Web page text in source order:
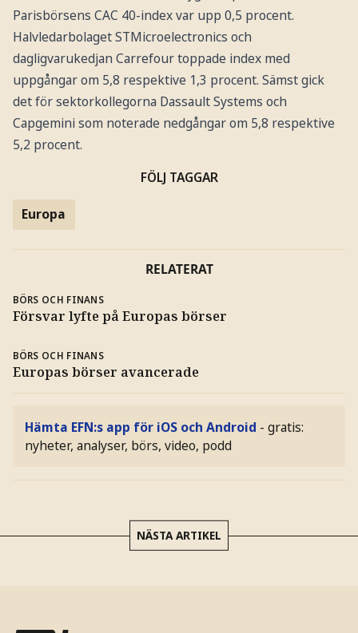
Parisbörsens CAC 40-index var upp 0,5 procent.
Halvledarbolaget STMicroelectronics och
dagligvarukedjan Carrefour toppade index med
uppgångar om 5,8 respektive 1,3 procent. Sämst gick
det för sektorkollegorna Dassault Systems och
Capgemini som noterade nedgångar om 5,8 respektive
5,2 procent.
FÖLJ TAGGAR
Europa
RELATERAT
BÖRS OCH FINANS
Försvar lyfte på Europas börser
BÖRS OCH FINANS
Europas börser avancerade
Hämta EFN:s app för iOS och Android - gratis:
nyheter, analyser, börs, video, podd
NÄSTA ARTIKEL